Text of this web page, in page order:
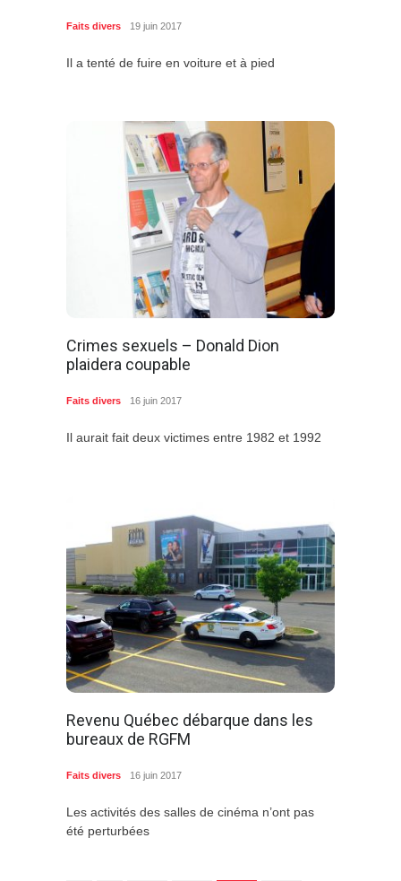
Faits divers 19 juin 2017
Il a tenté de fuire en voiture et à pied
Crimes sexuels – Donald Dion
plaidera coupable
Faits divers 16 juin 2017
Il aurait fait deux victimes entre 1982 et 1992
Revenu Québec débarque dans les
bureaux de RGFM
Faits divers 16 juin 2017
Les activités des salles de cinéma n’ont pas
été perturbées